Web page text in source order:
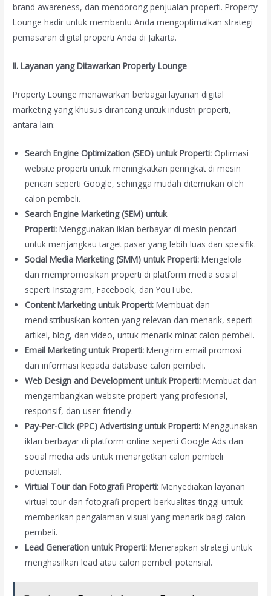
brand awareness, dan mendorong penjualan properti. Property
Lounge hadir untuk membantu Anda mengoptimalkan strategi
pemasaran digital properti Anda di Jakarta.
II. Layanan yang Ditawarkan Property Lounge
Property Lounge menawarkan berbagai layanan digital
marketing yang khusus dirancang untuk industri properti,
antara lain:
Search Engine Optimization (SEO) untuk Properti: Optimasi
website properti untuk meningkatkan peringkat di mesin
pencari seperti Google, sehingga mudah ditemukan oleh
calon pembeli.
Search Engine Marketing (SEM) untuk
Properti: Menggunakan iklan berbayar di mesin pencari
untuk menjangkau target pasar yang lebih luas dan spesifik.
Social Media Marketing (SMM) untuk Properti: Mengelola
dan mempromosikan properti di platform media sosial
seperti Instagram, Facebook, dan YouTube.
Content Marketing untuk Properti: Membuat dan
mendistribusikan konten yang relevan dan menarik, seperti
artikel, blog, dan video, untuk menarik minat calon pembeli.
Email Marketing untuk Properti: Mengirim email promosi
dan informasi kepada database calon pembeli.
Web Design and Development untuk Properti: Membuat dan
mengembangkan website properti yang profesional,
responsif, dan user-friendly.
Pay-Per-Click (PPC) Advertising untuk Properti: Menggunakan
iklan berbayar di platform online seperti Google Ads dan
social media ads untuk menargetkan calon pembeli
potensial.
Virtual Tour dan Fotografi Properti: Menyediakan layanan
virtual tour dan fotografi properti berkualitas tinggi untuk
memberikan pengalaman visual yang menarik bagi calon
pembeli.
Lead Generation untuk Properti: Menerapkan strategi untuk
menghasilkan lead atau calon pembeli potensial.